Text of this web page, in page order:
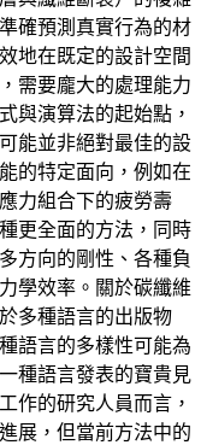
確預測真實行為的材
地在既定的設計空間
需要龐大的處理能力
與演算法的起始點，
能並非絕對最佳的設
的特定面向，例如在
力組合下的疲勞壽
更全面的方法，同時
方向的剛性、各種負
學效率。關於碳纖維
多種語言的出版物
語言的多樣性可能為
種語言發表的寶貴見
作的研究人員而言，
展，但當前方法中的